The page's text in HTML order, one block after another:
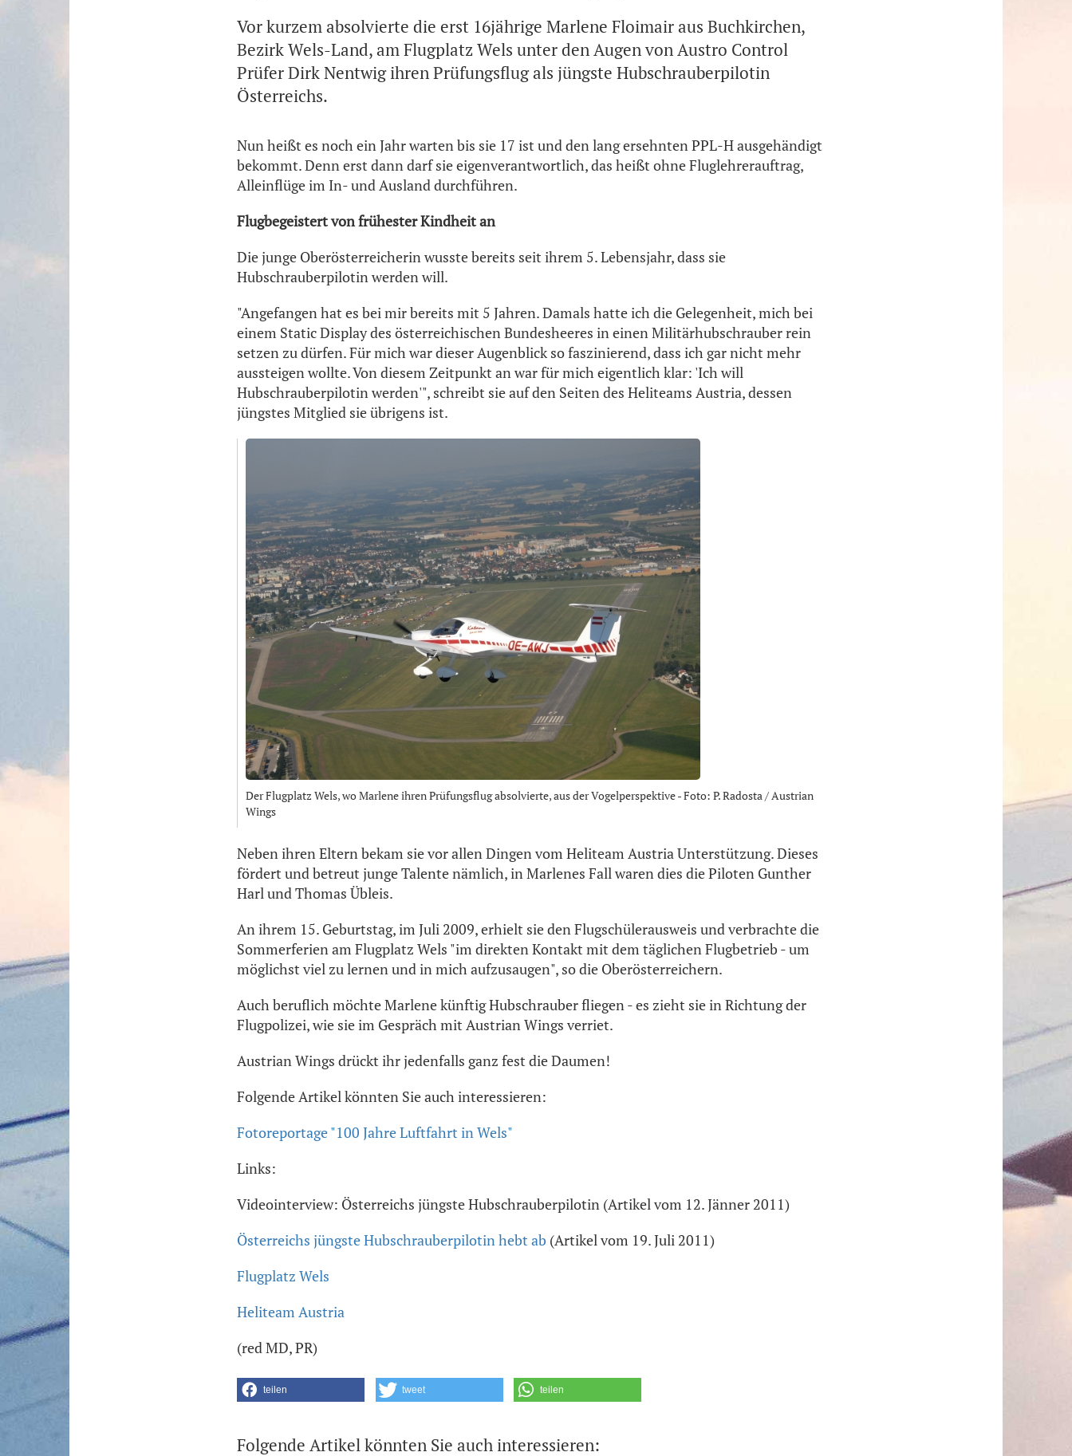
Vor kurzem absolvierte die erst 16jährige Marlene Floimair aus Buchkirchen,
Bezirk Wels-Land, am Flugplatz Wels unter den Augen von Austro Control
Prüfer Dirk Nentwig ihren Prüfungsflug als jüngste Hubschrauberpilotin
Österreichs.
Nun heißt es noch ein Jahr warten bis sie 17 ist und den lang ersehnten PPL-H ausgehändigt
bekommt. Denn erst dann darf sie eigenverantwortlich, das heißt ohne Fluglehrerauftrag,
Alleinflüge im In- und Ausland durchführen.
Flugbegeistert von frühester Kindheit an
Die junge Oberösterreicherin wusste bereits seit ihrem 5. Lebensjahr, dass sie
Hubschrauberpilotin werden will.
"Angefangen hat es bei mir bereits mit 5 Jahren. Damals hatte ich die Gelegenheit, mich bei
einem Static Display des österreichischen Bundesheeres in einen Militärhubschrauber rein
setzen zu dürfen. Für mich war dieser Augenblick so faszinierend, dass ich gar nicht mehr
aussteigen wollte. Von diesem Zeitpunkt an war für mich eigentlich klar: 'Ich will
Hubschrauberpilotin werden'", schreibt sie auf den Seiten des Heliteams Austria, dessen
jüngstes Mitglied sie übrigens ist.
Der Flugplatz Wels, wo Marlene ihren Prüfungsflug absolvierte, aus der Vogelperspektive - Foto: P. Radosta / Austrian
Wings
Neben ihren Eltern bekam sie vor allen Dingen vom Heliteam Austria Unterstützung. Dieses
fördert und betreut junge Talente nämlich, in Marlenes Fall waren dies die Piloten Gunther
Harl und Thomas Übleis.
An ihrem 15. Geburtstag, im Juli 2009, erhielt sie den Flugschülerausweis und verbrachte die
Sommerferien am Flugplatz Wels "im direkten Kontakt mit dem täglichen Flugbetrieb - um
möglichst viel zu lernen und in mich aufzusaugen", so die Oberösterreichern.
Auch beruflich möchte Marlene künftig Hubschrauber fliegen - es zieht sie in Richtung der
Flugpolizei, wie sie im Gespräch mit Austrian Wings verriet.
Austrian Wings drückt ihr jedenfalls ganz fest die Daumen!
Folgende Artikel könnten Sie auch interessieren:
Fotoreportage "100 Jahre Luftfahrt in Wels"
Links:
Videointerview: Österreichs jüngste Hubschrauberpilotin (Artikel vom 12. Jänner 2011)
Österreichs jüngste Hubschrauberpilotin hebt ab (Artikel vom 19. Juli 2011)
Flugplatz Wels
Heliteam Austria
(red MD, PR)
teilen tweet teilen
Folgende Artikel könnten Sie auch interessieren: